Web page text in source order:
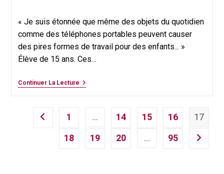
« Je suis étonnée que même des objets du quotidien
comme des téléphones portables peuvent causer
des pires formes de travail pour des enfants... »
Élève de 15 ans. Ces…
Continuer La LectureEngagez-
Go to the previous page
1 … 14 15 16
17
18
19 20 … 95 Aller à